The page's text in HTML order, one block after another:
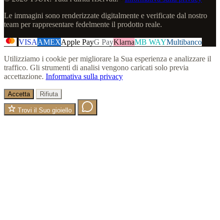
Le immagini sono renderizzate digitalmente e verificate dal nostro
team per rappresentare fedelmente il prodotto reale.
VISAAMEXApple PayG PayKlarnaMB WAYMultibanco
Utilizziamo i cookie per migliorare la Sua esperienza e analizzare il
traffico. Gli strumenti di analisi vengono caricati solo previa
accettazione. Informativa sulla privacy
Accetta Rifiuta
Trovi il Suo gioiello